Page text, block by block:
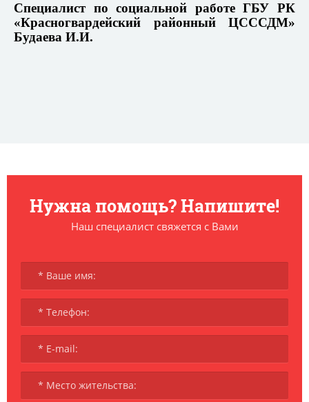
Специалист по социальной работе ГБУ РК
«Красногвардейский районный ЦСССДМ»
Будаева И.И.
Нужна помощь? Напишите!
Наш специалист свяжется с Вами